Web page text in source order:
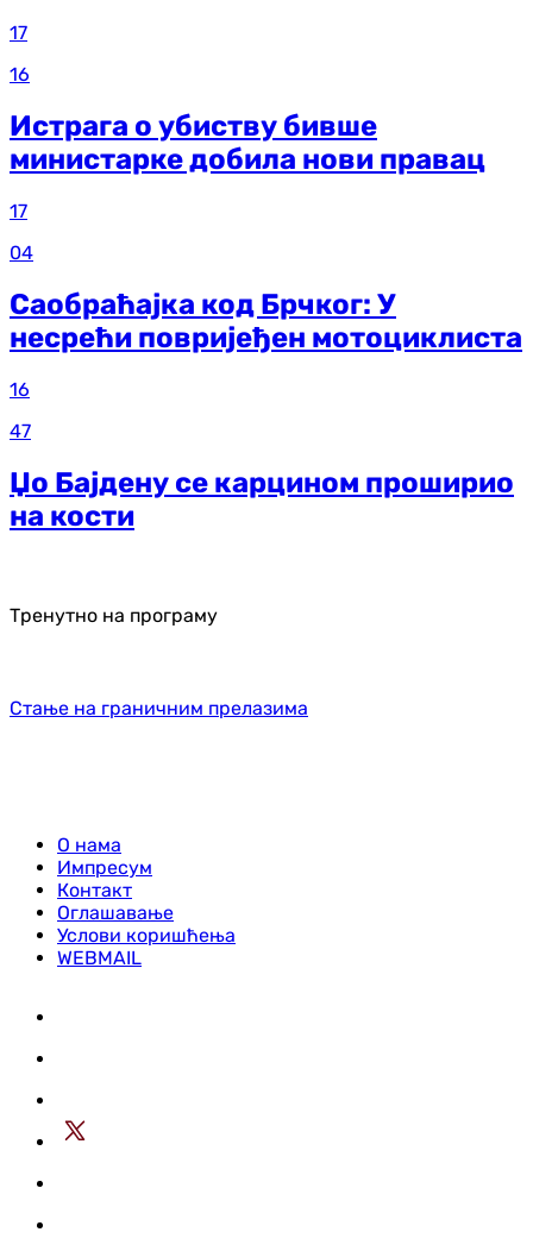
17
16
Истрага о убиству бивше
министарке добила нови правац
17
04
Саобраћајка код Брчког: У
несрећи повријеђен мотоциклиста
16
47
Џо Бајдену се карцином проширио
на кости
Тренутно на програму
Стање на граничним прелазима
О нама
Импресум
Контакт
Оглашавање
Услови коришћења
WEBMAIL